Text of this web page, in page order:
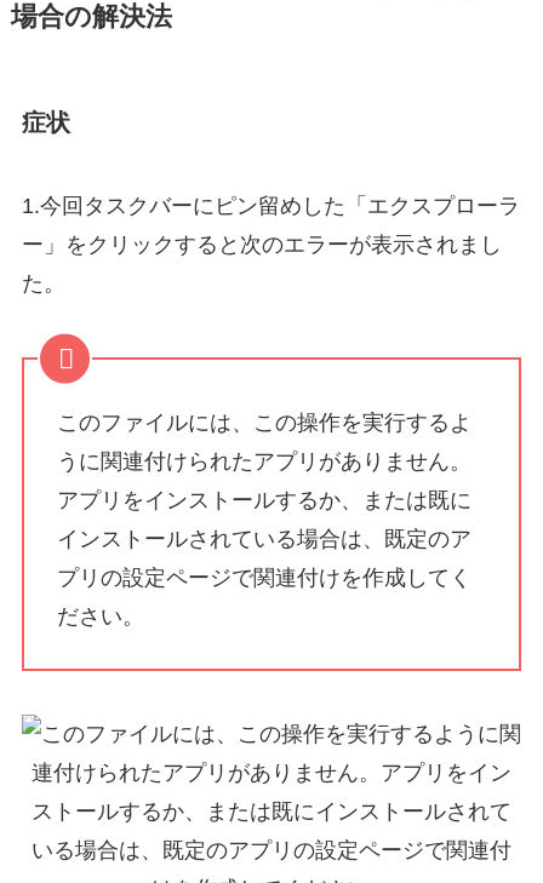
場合の解決法
症状
1.今回タスクバーにピン留めした「エクスプローラ
ー」をクリックすると次のエラーが表示されまし
た。
このファイルには、この操作を実行するよ
うに関連付けられたアプリがありません。
アプリをインストールするか、または既に
インストールされている場合は、既定のア
プリの設定ページで関連付けを作成してく
ださい。